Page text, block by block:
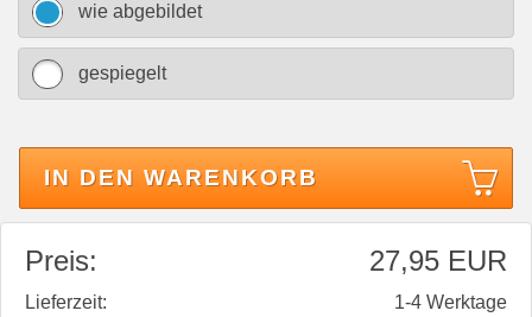
wie abgebildet
gespiegelt
IN DEN WARENKORB
Preis: 27,95 EUR
Lieferzeit:
1-4 Werktage